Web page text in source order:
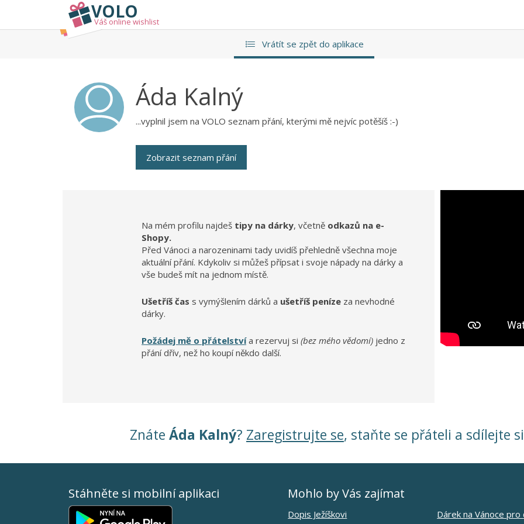
VOLO
Váš online wishlist
Vrátít se zpět do aplikace
Áda Kalný
...vyplnil jsem na VOLO seznam přání, kterými mě nejvíc potěšíš :-)
Zobrazit seznam přání
Na mém profilu najdeš tipy na dárky, včetně odkazů na e-
Shopy.
Před Vánoci a narozeninami tady uvidíš přehledně všechna moje
aktuální přání. Kdykoliv si můžeš přípsat i svoje nápady na dárky a
vše budeš mít na jednom místě.
Ušetříš čas s vymýšlením dárků a ušetříš peníze za nevhodné
dárky.
Požádej mě o přátelstvía rezervuj si (bez mého vědomí) jedno z
přání dřív, než ho koupí někdo další.
Znáte Áda Kalný? Zaregistrujte se, staňte se přáteli a sdílejte
Stáhněte si mobilní aplikaci Mohlo by Vás zajímat
Dopis Ježíškovi Dárek na Vánoce pro